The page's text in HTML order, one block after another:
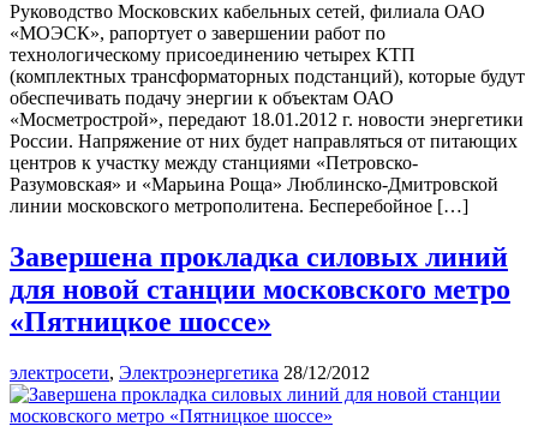
Руководство Московских кабельных сетей, филиала ОАО
«МОЭСК», рапортует о завершении работ по
технологическому присоединению четырех КТП
(комплектных трансформаторных подстанций), которые будут
обеспечивать подачу энергии к объектам ОАО
«Мосметрострой», передают 18.01.2012 г. новости энергетики
России. Напряжение от них будет направляться от питающих
центров к участку между станциями «Петровско-
Разумовская» и «Марьина Роща» Люблинско-Дмитровской
линии московского метрополитена. Бесперебойное […]
Завершена прокладка силовых линий
для новой станции московского метро
«Пятницкое шоссе»
электросети, Электроэнергетика 28/12/2012